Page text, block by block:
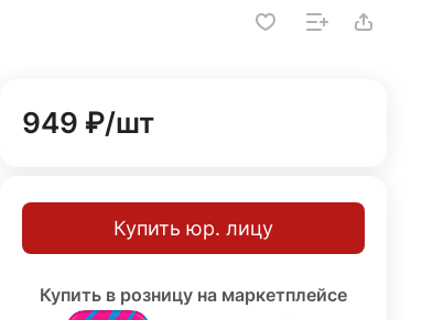
949 ₽/шт
Купить юр. лицу
Купить в розницу на маркетплейсе